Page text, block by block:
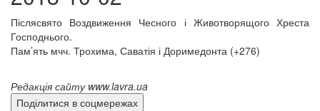
Післясвято Воздвиження Чесного і Животворящого Хреста
Господнього.
Пам’ять мчч. Трохима, Саватія і Доримедонта (+276)
Редакція сайту www.lavra.ua
Поділитися в соцмережах